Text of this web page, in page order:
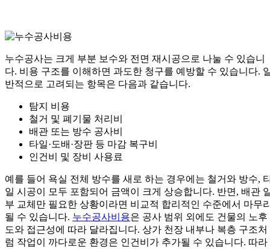
누수공사는 크게 부분 보수와 전면 재시공으로 나눌 수 있습니
다. 비용 구조를 이해하면 과도한 청구를 예방할 수 있습니다.
반적으로 고려되는 항목은 다음과 같습니다.
탐지 비용
철거 및 폐기물 처리비
배관 또는 방수 공사비
타일·도배·장판 등 마감 복구비
인건비 및 장비 사용료
예를 들어 욕실 전체 방수를 새로 하는 경우에는 철거와 방수,
일 시공이 모두 포함되어 금액이 크게 상승합니다. 반면, 배관
부 교체만 필요한 상황이라면 비교적 합리적인 수준에서 마무
될 수 있습니다. 누수공사비용은 공사 범위 외에도 건물의 노후
도와 접근성에 따라 달라집니다. 상가 천장 내부나 복층 구조처
럼 작업이 까다로운 환경은 인건비가 추가될 수 있습니다. 따라